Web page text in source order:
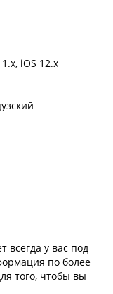
iOS 12.x
всегда у вас под
по более
того, чтобы вы